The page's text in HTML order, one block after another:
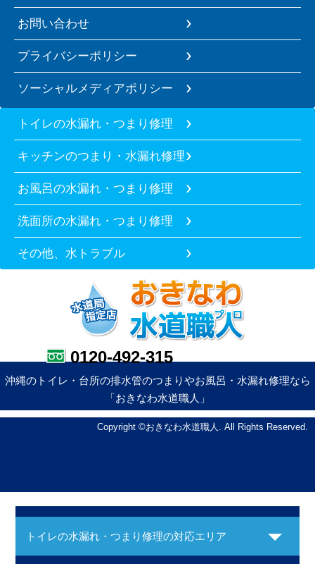
お問い合わせ
プライバシーポリシー
ソーシャルメディアポリシー
トイレの水漏れ・つまり修理
キッチンのつまり・水漏れ修理
お風呂の水漏れ・つまり修理
洗面所の水漏れ・つまり修理
その他、水トラブル
0120-492-315
沖縄のトイレ・台所の排水管のつまりやお風呂・水漏れ修理なら
「おきなわ水道職人」
Copyright ©おきなわ水道職人. All Rights Reserved.
トイレの水漏れ・つまり修理の対応エリア